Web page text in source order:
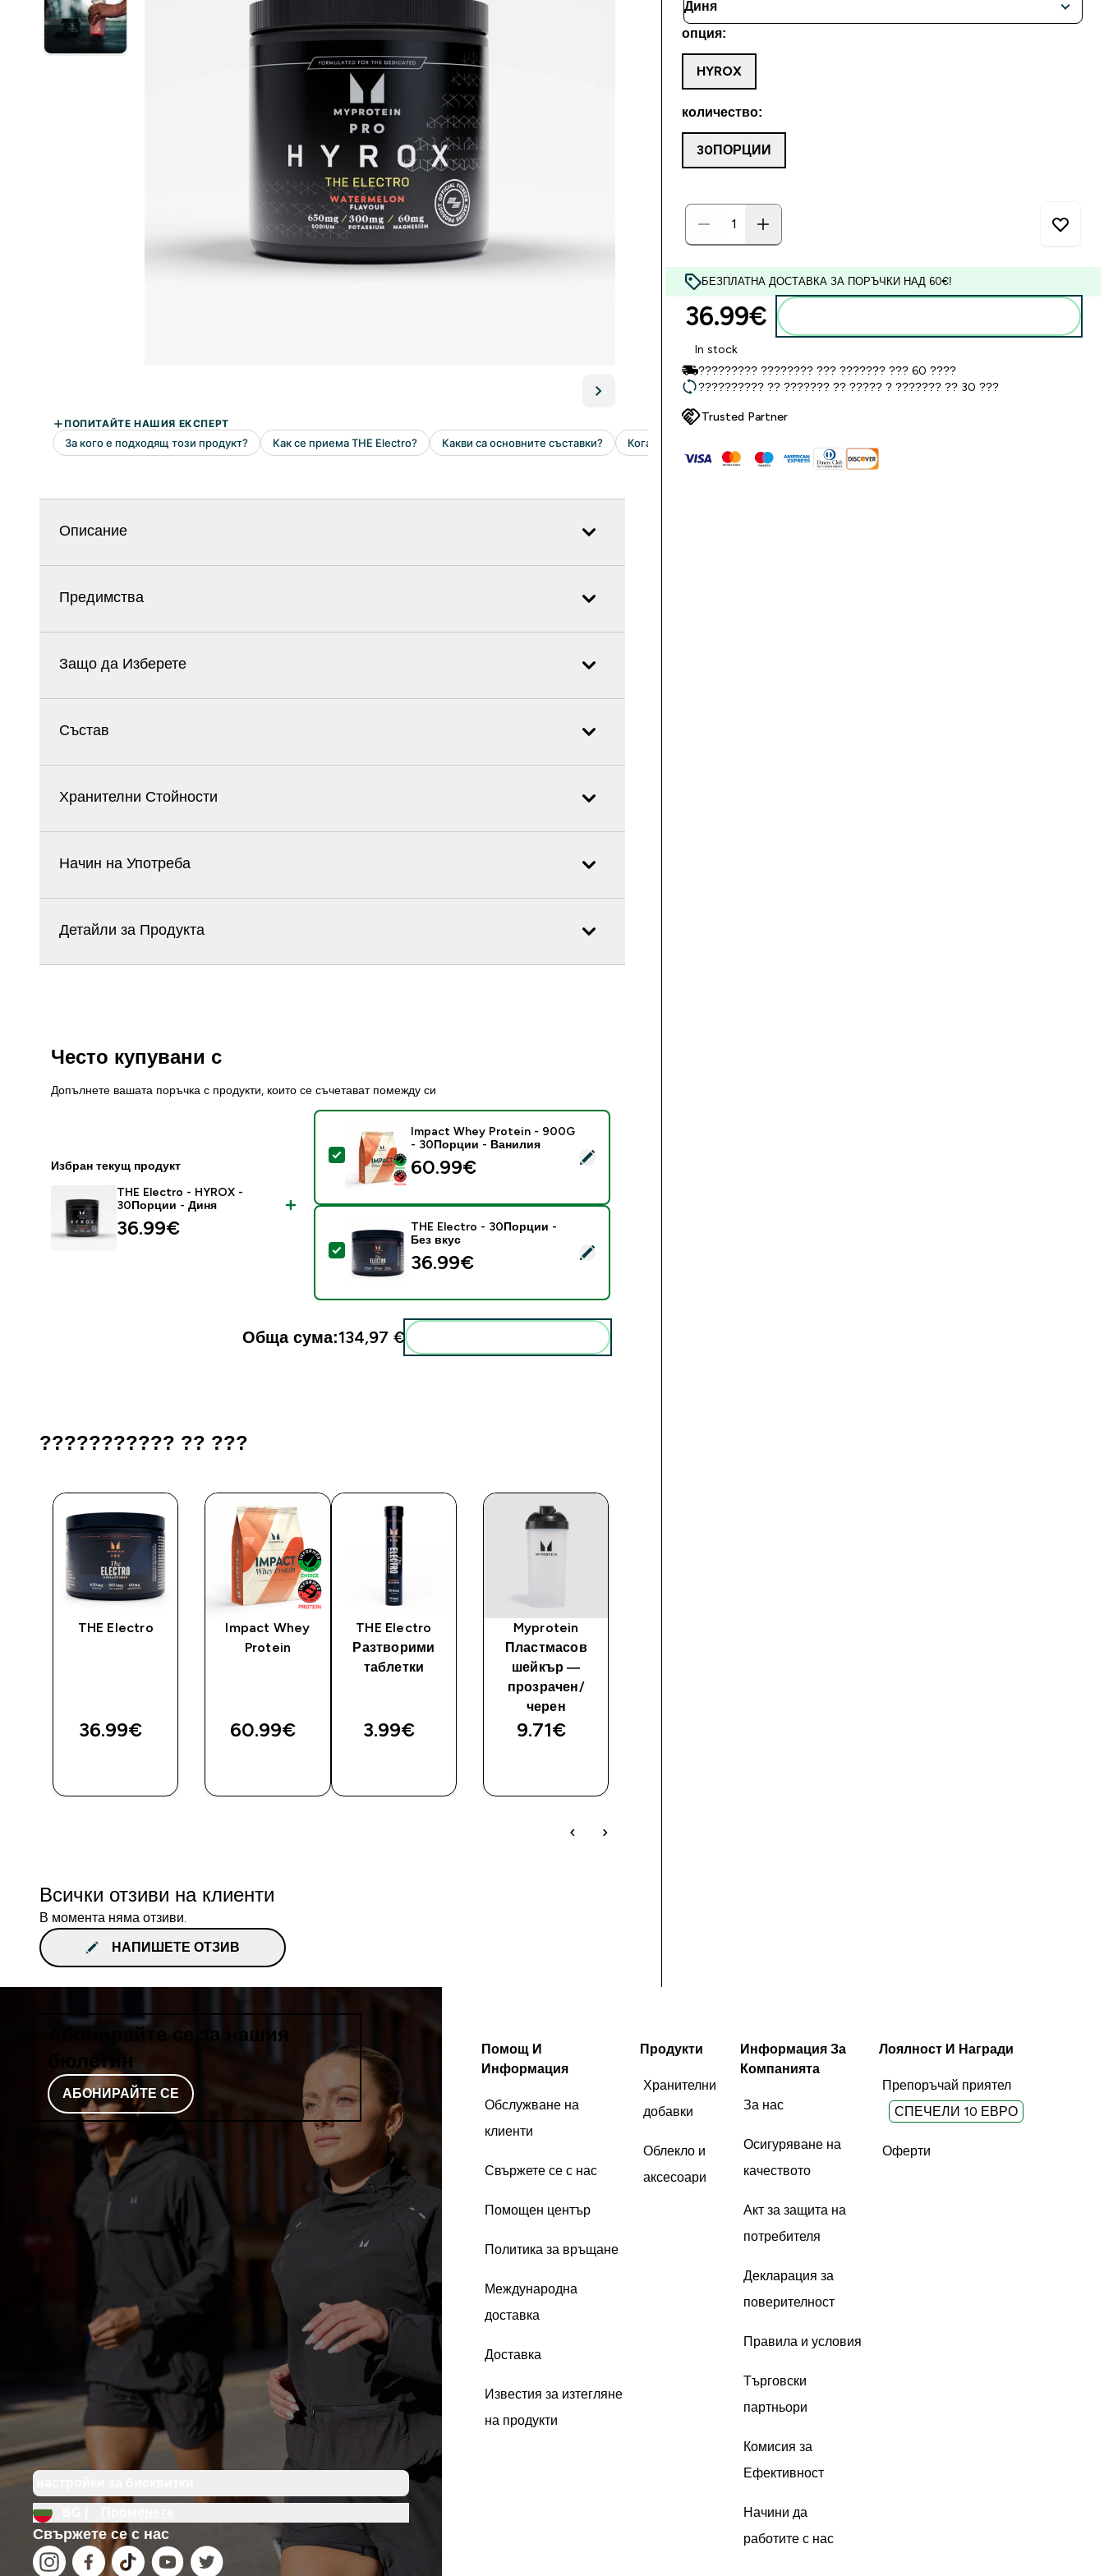
Описание
Предимства
Защо да Изберете
Състав
Хранителни Стойности
Начин на Употреба
Детайли за Продукта
Често купувани с
Допълнете вашата поръчка с продукти, които се съчетават помежду си
Избран текущ продукт
THE Electro - HYROX -
30Порции - Диня
36.99€‎
Select this product - Impact Whey Protein - 900G - 30Порции - Ванилия
Impact Whey Protein - 900G
- 30Порции - Ванилия
60.99€‎
Select this product - THE Electro - 30Порции - Без вкус
THE Electro - 30Порции -
Без вкус
36.99€‎
Обща сума:134,97 €‎
??????????? ?? ???
THE Electro
36.99€‎
Impact Whey
Protein
60.99€‎
THE Electro
Разтворими
таблетки
3.99€‎
Myprotein
Пластмасов
шейкър —
прозрачен/
черен
9.71€‎
Всички отзиви на клиенти
В момента няма отзиви.
НАПИШЕТЕ ОТЗИВ
количество:
30ПОРЦИИ
опция:
HYROX
БЕЗПЛАТНА ДОСТАВКА ЗА ПОРЪЧКИ НАД 60€!
36.99€‎
In stock
????????? ???????? ??? ??????? ??? 60 ????
?????????? ?? ??????? ?? ????? ? ??????? ?? 30 ???
Trusted Partner
Абонирайте се за нашия
бюлетин
АБОНИРАЙТЕ СЕ
Свържете се с нас
Помощ И
Информация
Обслужване на
клиенти
Свържете се с нас
Помощен център
Политика за връщане
Международна
доставка
Доставка
Известия за изтегляне
на продукти
Продукти
Хранителни
добавки
Облекло и
аксесоари
Информация За
Компанията
За нас
Осигуряване на
качеството
Акт за защита на
потребителя
Декларация за
поверителност
Правила и условия
Търговски
партньори
Комисия за
Ефективност
Начини да
работите с нас
Лоялност И Награди
Препоръчай приятел
СПЕЧЕЛИ 10 ЕВРО
Оферти